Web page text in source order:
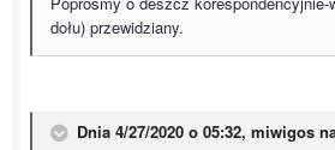
dołu) przewidziany.
Dnia 4/27/2020 o 05:32, miwigos